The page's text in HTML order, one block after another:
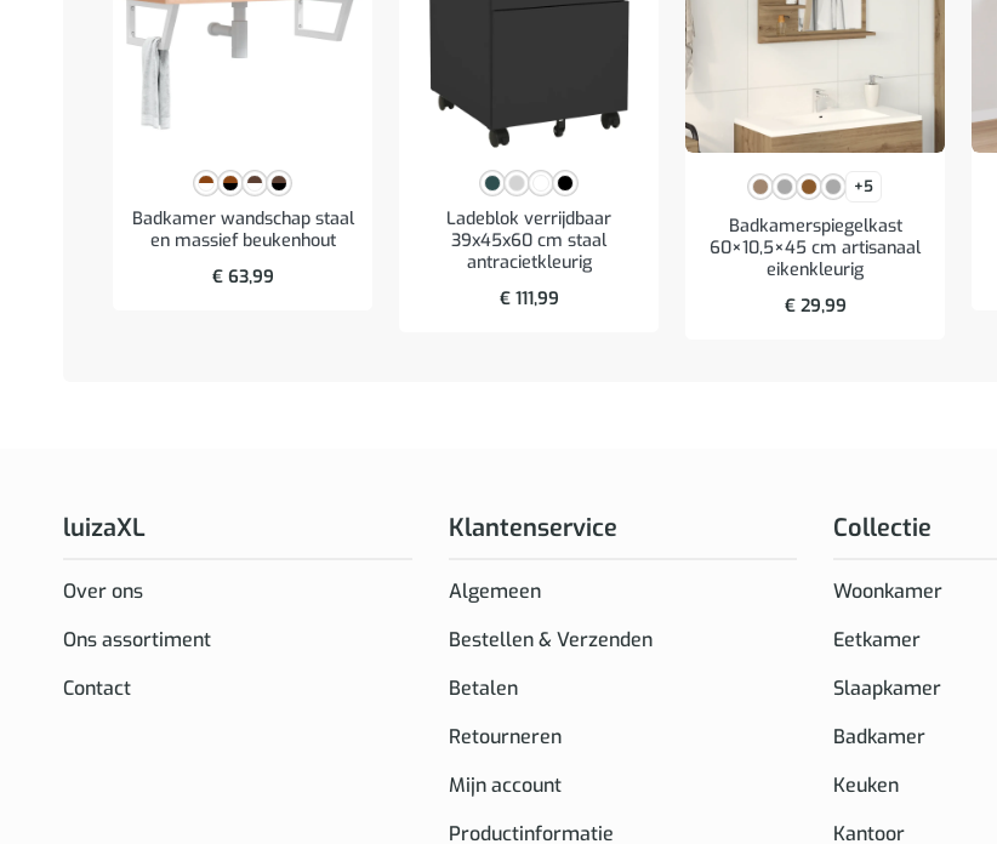
Badkamer wandschap staal
en massief beukenhout
€63,99
Ladeblok verrijdbaar
39x45x60 cm staal
antracietkleurig
€111,99
+5
Badkamerspiegelkast
60×10,5×45 cm artisanaal
eikenkleurig
€29,99
luizaXL
Over ons
Ons assortiment
Contact
Klantenservice
Algemeen
Bestellen & Verzenden
Betalen
Retourneren
Mijn account
Productinformatie
Collectie
Woonkamer
Eetkamer
Slaapkamer
Badkamer
Keuken
Kantoor